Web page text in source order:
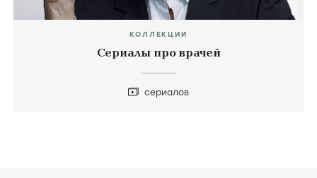
КОЛЛЕКЦИИ
Сериалы про врачей
сериалов